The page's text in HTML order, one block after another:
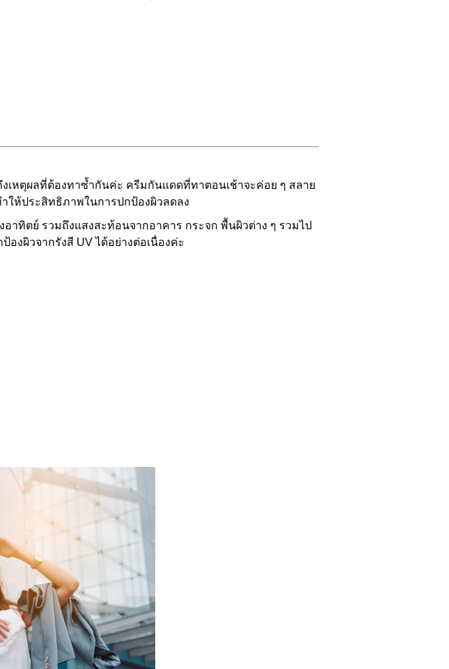
เหตุผลที่ต้องทาซ้ำกันค่ะ ครีมกันแดดที่ทาตอนเช้าจะค่อย ๆ สลาย
ให้ประสิทธิภาพในการปกป้องผิวลดลง
าทิตย์ รวมถึงแสงสะท้อนจากอาคาร กระจก พื้นผิวต่าง ๆ รวมไป
งผิวจากรังสี UV ได้อย่างต่อเนื่องค่ะ